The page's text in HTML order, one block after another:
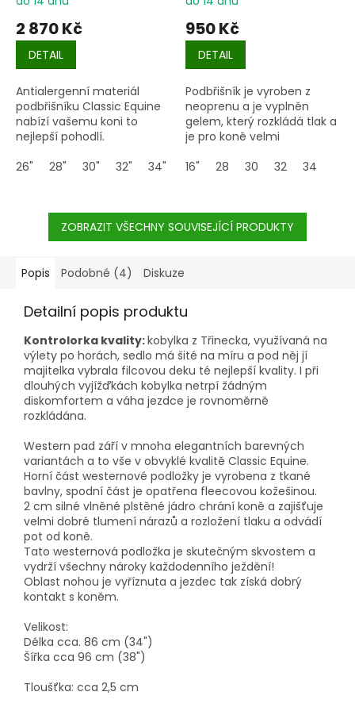
2 870 Kč
DETAIL
Antialergenní materiál
podbřišníku Classic Equine
nabízí vašemu koni to
nejlepší pohodlí.
26"
28" 30" 32" 34" 36"
950 Kč
DETAIL
Podbřišník je vyroben z
neoprenu a je vyplněn
gelem, který rozkládá tlak a
je pro koně velmi
zajišťuje optimální oporu
také kompletně podšité.
16" 28 30 32 34
ZOBRAZIT VŠECHNY SOUVISEJÍCÍ PRODUKTY
Popis Podobné (4) Diskuze
Detailní popis produktu
Kontrolorka kvality:kobylka z Třinecka, využívaná na
výlety po horách, sedlo má šité na míru a pod něj jí
majitelka vybrala filcovou deku té nejlepší kvality. I při
dlouhých vyjížďkách kobylka netrpí žádným
diskomfortem a váha jezdce je rovnoměrně
rozkládána.
Western pad září v mnoha elegantních barevných
variantách a to vše v obvyklé kvalitě Classic Equine.
Horní část westernové podložky je vyrobena z tkané
bavlny, spodní část je opatřena fleecovou kožešinou.
2 cm silné vlněné plstěné jádro chrání koně a zajišťuje
velmi dobré tlumení nárazů a rozložení tlaku a odvádí
pot od koně.
Tato westernová podložka je skutečným skvostem a
vydrží všechny nároky každodenního ježdění!
Oblast nohou je vyříznuta a jezdec tak získá dobrý
kontakt s koněm.
Velikost:
Délka cca. 86 cm (34")
Šířka cca 96 cm (38")
Tloušťka: cca 2,5 cm